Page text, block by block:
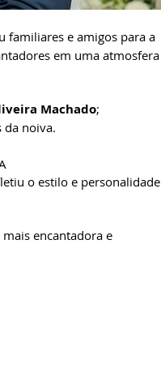
familiares e amigos para a
em uma atmosfera
Machado;
da noiva.
o estilo e personalidade
encantadora e